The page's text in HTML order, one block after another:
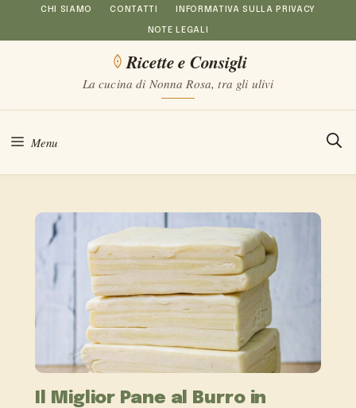
al
CHI SIAMO CONTATTI INFORMATIVA SULLA PRIVACY
NOTE LEGALI
Ricette e Consigli
La cucina di Nonna Rosa, tra gli ulivi
Menu
Il Miglior Pane al Burro in